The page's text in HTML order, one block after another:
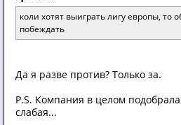
коли хотят выиграть лигу европы, то
побеждать
Да я разве против? Только за.
P.S. Компания в целом
слабая...